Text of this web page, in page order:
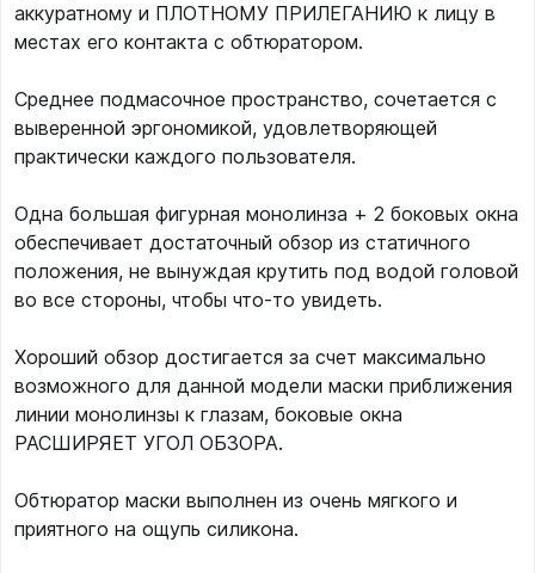
аккуратному и ПЛОТНОМУ ПРИЛЕГАНИЮ к лицу в
местах его контакта с обтюратором.
Среднее подмасочное пространство, сочетается с
выверенной эргономикой, удовлетворяющей
практически каждого пользователя.
Одна большая фигурная монолинза + 2 боковых окна
обеспечивает достаточный обзор из статичного
положения, не вынуждая крутить под водой головой
во все стороны, чтобы что-то увидеть.
Хороший обзор достигается за счет максимально
возможного для данной модели маски приближения
линии монолинзы к глазам, боковые окна
РАСШИРЯЕТ УГОЛ ОБЗОРА.
Обтюратор маски выполнен из очень мягкого и
приятного на ощупь силикона.